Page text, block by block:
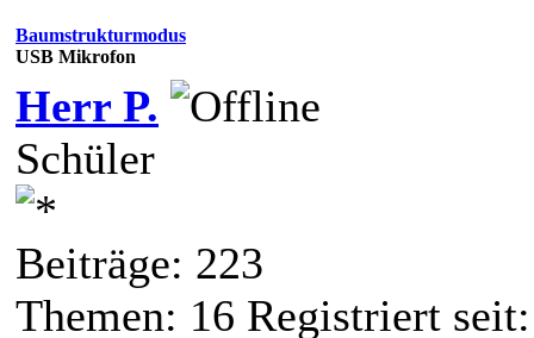
Baumstrukturmodus
USB Mikrofon
Herr P.
Schüler
Beiträge: 223
Themen: 16 Registriert